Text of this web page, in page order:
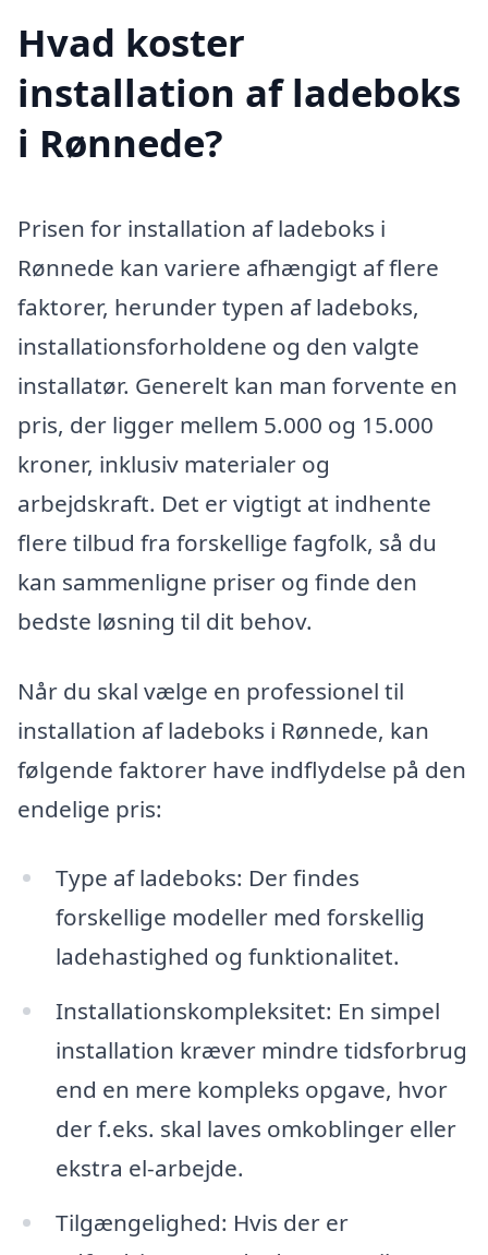
Hvad koster
installation af ladeboks
i Rønnede?
Prisen for installation af ladeboks i
Rønnede kan variere afhængigt af flere
faktorer, herunder typen af ladeboks,
installationsforholdene og den valgte
installatør. Generelt kan man forvente en
pris, der ligger mellem 5.000 og 15.000
kroner, inklusiv materialer og
arbejdskraft. Det er vigtigt at indhente
flere tilbud fra forskellige fagfolk, så du
kan sammenligne priser og finde den
bedste løsning til dit behov.
Når du skal vælge en professionel til
installation af ladeboks i Rønnede, kan
følgende faktorer have indflydelse på den
endelige pris:
Type af ladeboks: Der findes
forskellige modeller med forskellig
ladehastighed og funktionalitet.
Installationskompleksitet: En simpel
installation kræver mindre tidsforbrug
end en mere kompleks opgave, hvor
der f.eks. skal laves omkoblinger eller
ekstra el-arbejde.
Tilgængelighed: Hvis der er